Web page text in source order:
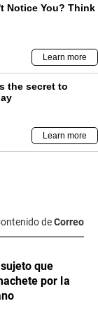
deCorreo
que
por la